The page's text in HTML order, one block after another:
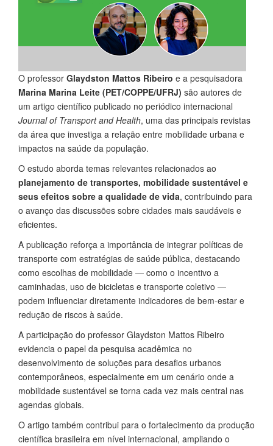
O professor Glaydston Mattos Ribeiro e a pesquisadora
Marina Marina Leite (PET/COPPE/UFRJ) são autores de
um artigo científico publicado no periódico internacional
Journal of Transport and Health, uma das principais revistas
da área que investiga a relação entre mobilidade urbana e
impactos na saúde da população.
O estudo aborda temas relevantes relacionados ao
planejamento de transportes, mobilidade sustentável e
seus efeitos sobre a qualidade de vida, contribuindo para
o avanço das discussões sobre cidades mais saudáveis e
eficientes.
A publicação reforça a importância de integrar políticas de
transporte com estratégias de saúde pública, destacando
como escolhas de mobilidade — como o incentivo a
caminhadas, uso de bicicletas e transporte coletivo —
podem influenciar diretamente indicadores de bem-estar e
redução de riscos à saúde.
A participação do professor Glaydston Mattos Ribeiro
evidencia o papel da pesquisa acadêmica no
desenvolvimento de soluções para desafios urbanos
contemporâneos, especialmente em um cenário onde a
mobilidade sustentável se torna cada vez mais central nas
agendas globais.
O artigo também contribui para o fortalecimento da produção
científica brasileira em nível internacional, ampliando o